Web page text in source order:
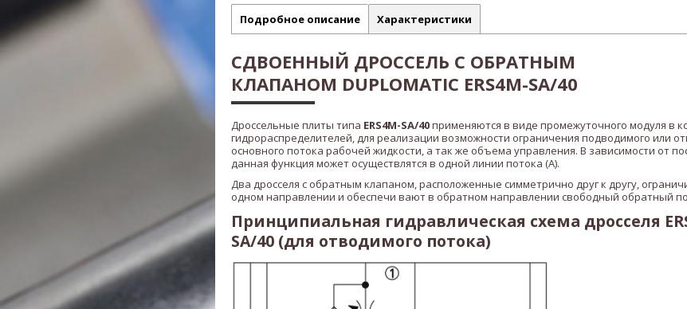
Подробное описание Характеристики
СДВОЕННЫЙ ДРОССЕЛЬ С ОБРАТНЫМ
КЛАПАНОМ DUPLOMATIC ERS4M-SA/40
Дроссельные плиты типа ERS4M-SA/40применяются в виде промежуточного модуля в
гидрораспределителей, для реализации возможности ограничения подводимого или
основного потока рабочей жидкости, а так же объема управления. В зависимости от
данная функция может осуществлятся в однойлинии потока (A).
Два дросселя с обратным клапаном, расположенные симметрично друг к другу,
одном направлении и обеспечи вают в обратном направлении свободный обратный
Принципиальная гидравлическая схема дросселя
SA/40 (для отводимого потока)